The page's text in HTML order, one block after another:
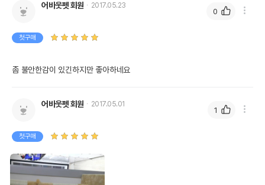
어바웃펫 회원 2017.05.23
첫구매
좀 불안한감이 있긴하지만 좋아하네요
0
어바웃펫 회원 2017.05.01
첫구매
1